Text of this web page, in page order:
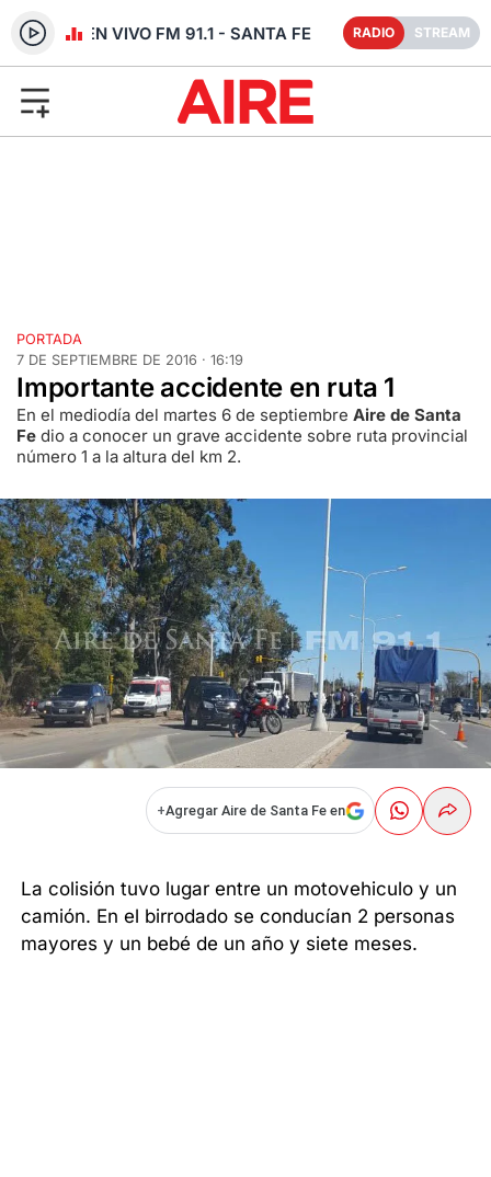
RADIO EN VIVO FM 91.1 - SANTA FE RADIO STREAM
PORTADA
7 DE SEPTIEMBRE DE 2016 · 16:19
Importante accidente en ruta 1
En el mediodía del martes 6 de septiembre Aire de Santa
Fe dio a conocer un grave accidente sobre ruta provincial
número 1 a la altura del km 2.
+Agregar Aire de Santa Fe en
La colisión tuvo lugar entre un motovehiculo y un
camión. En el birrodado se conducían 2 personas
mayores y un bebé de un año y siete meses.